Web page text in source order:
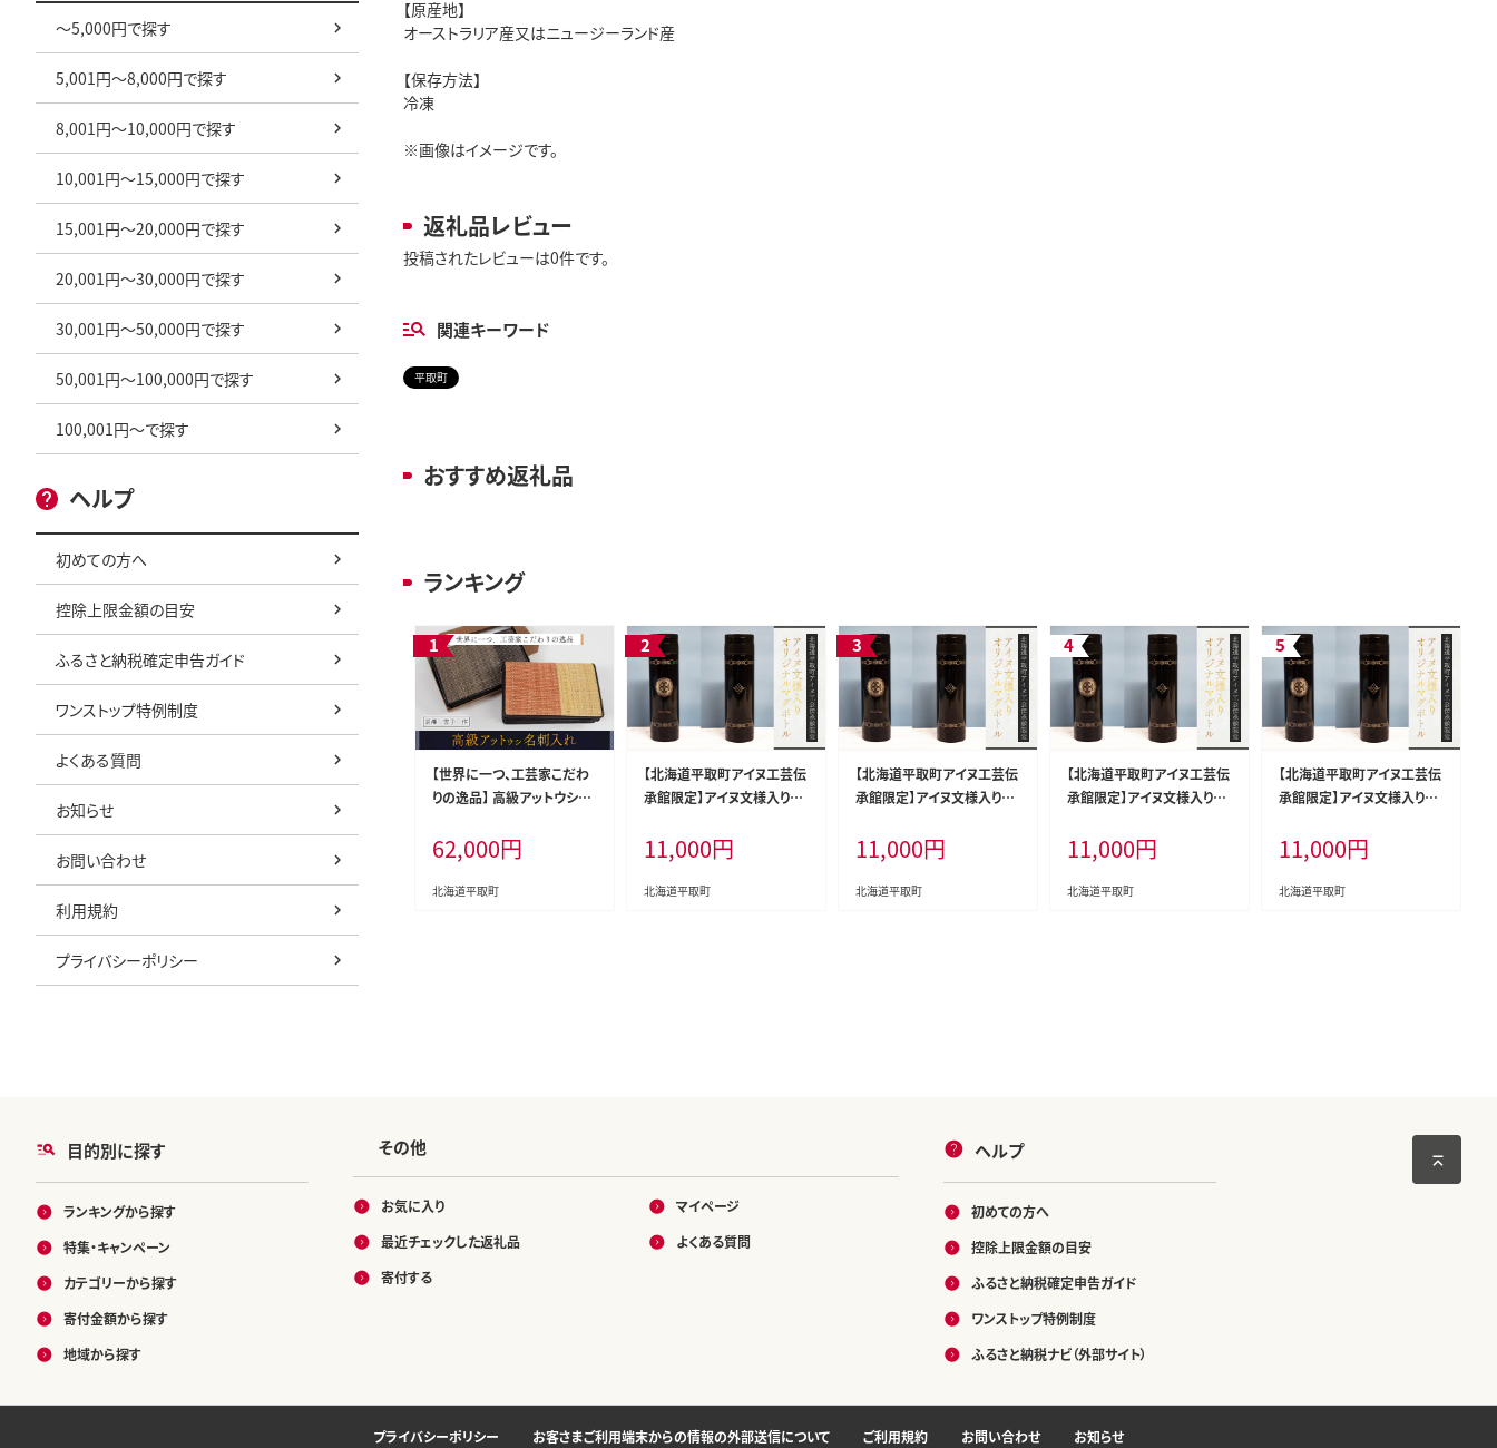
～5,000円で探す
5,001円～8,000円で探す
8,001円～10,000円で探す
10,001円～15,000円で探す
15,001円～20,000円で探す
20,001円～30,000円で探す
30,001円～50,000円で探す
50,001円～100,000円で探す
100,001円～で探す
ヘルプ
初めての方へ
控除上限金額の目安
ふるさと納税確定申告ガイド
ワンストップ特例制度
よくある質問
お知らせ
お問い合わせ
利用規約
プライバシーポリシー
【原産地】
オーストラリア産又はニュージーランド産
【保存方法】
冷凍
※画像はイメージです。
返礼品レビュー
投稿されたレビューは0件です。
関連キーワード
平取町
おすすめ返礼品
ランキング
【世界に一つ、工芸家こだわ
りの逸品】 高級アットウシ名
62,000円
北海道平取町
【北海道平取町アイヌ工芸伝
承館限定】アイヌ文様入りオ
BRTA009-1
11,000円
北海道平取町
【北海道平取町アイヌ工芸伝
承館限定】アイヌ文様入りオ
BRTA009-2
11,000円
北海道平取町
【北海道平取町アイヌ工芸伝
承館限定】アイヌ文様入りオ
BRTA009-3
11,000円
北海道平取町
【北海道平取町アイヌ工芸伝
承館限定】アイヌ文様入りオ
BRTA009-4
11,000円
北海道平取町
目的別に探す
ランキングから探す
特集・キャンペーン
カテゴリーから探す
寄付金額から探す
地域から探す
その他
お気に入り
最近チェックした返礼品
寄付する
マイページ
よくある質問
ヘルプ
初めての方へ
控除上限金額の目安
ふるさと納税確定申告ガイド
ワンストップ特例制度
ふるさと納税ナビ（外部サイト）
プライバシーポリシー お客さまご利用端末からの情報の外部送信について ご利用規約 お問い合わせ お知らせ